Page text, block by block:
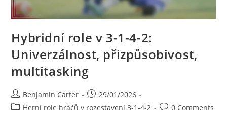
Hybridní role v 3-1-4-2:
Univerzálnost, přizpůsobivost,
multitasking
Post
author:
Benjamin Carter
Post
published:
29/01/2026
PostHerní role hráčů v rozestavení 3-1-4-2
Post0 Comments